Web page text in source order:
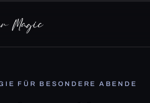
FÜR BESONDERE ABENDE